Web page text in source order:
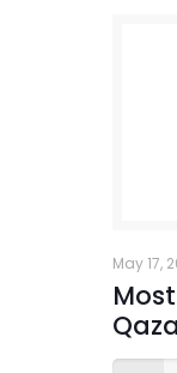
May 17,